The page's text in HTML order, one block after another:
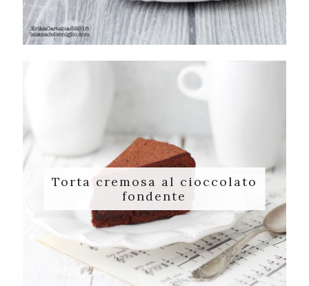
Torta cremosa al cioccolato
fondente